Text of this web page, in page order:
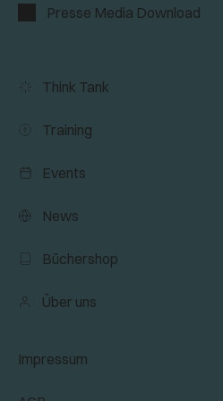
Presse Media Download
Think Tank
Training
Events
News
Büchershop
Über uns
Impressum